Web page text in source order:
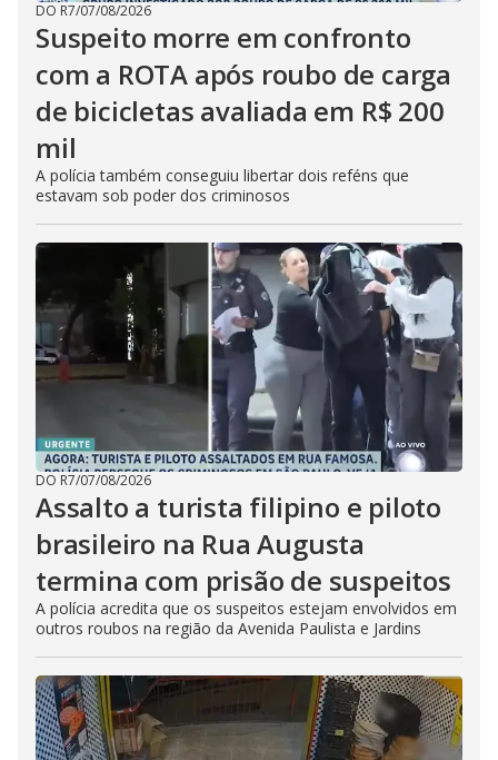
DO R7/07/08/2026
Suspeito morre em confronto
com a ROTA após roubo de carga
de bicicletas avaliada em R$ 200
mil
A polícia também conseguiu libertar dois reféns que
estavam sob poder dos criminosos
DO R7/07/08/2026
Assalto a turista filipino e piloto
brasileiro na Rua Augusta
termina com prisão de suspeitos
A polícia acredita que os suspeitos estejam envolvidos em
outros roubos na região da Avenida Paulista e Jardins